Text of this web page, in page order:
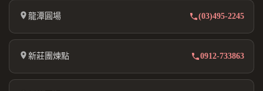
龍潭圓場 (03)495-2245
新莊團煉點 0912-733863